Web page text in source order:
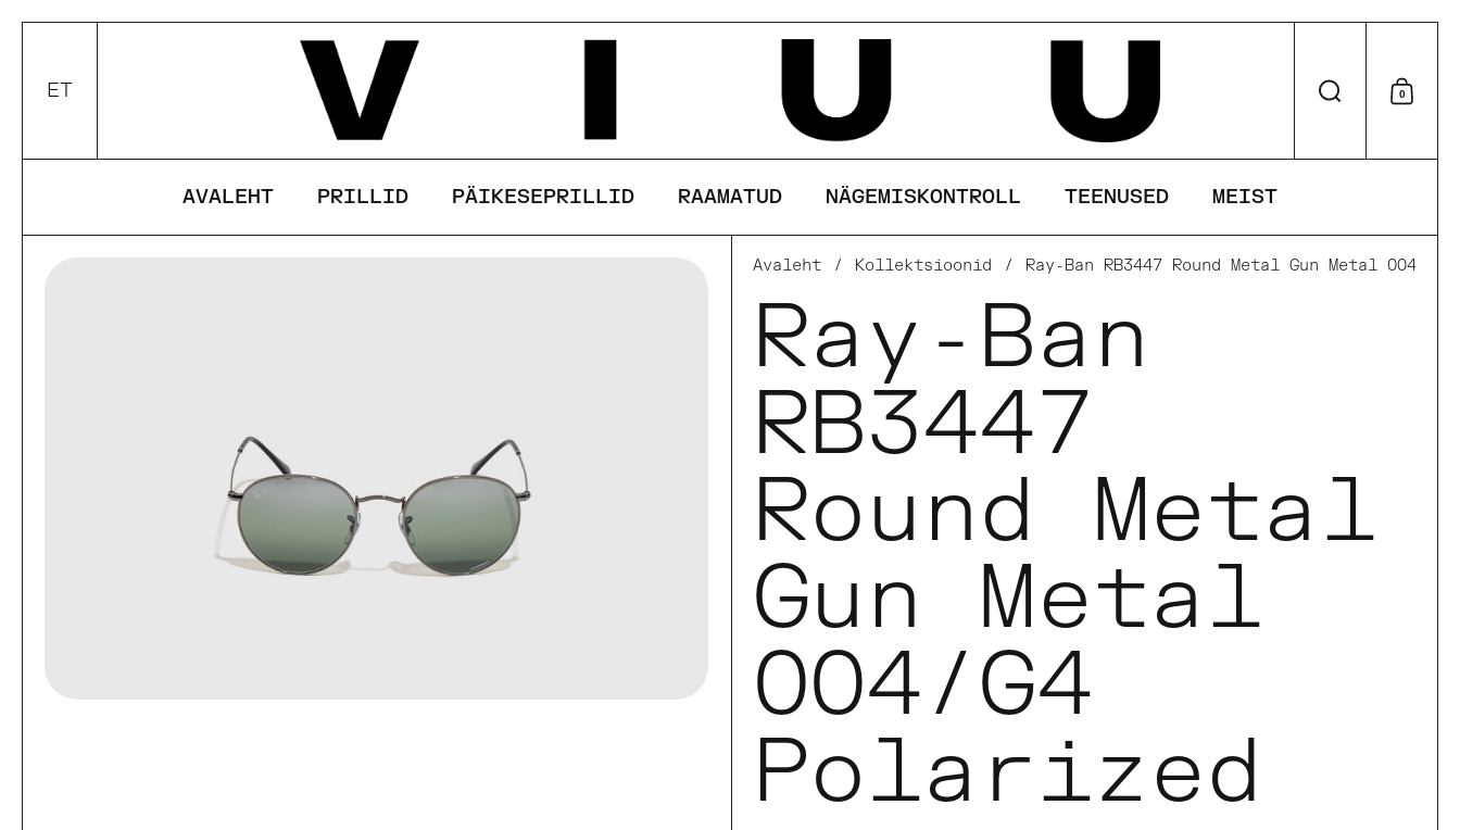
ETValui keel / valuuta Otsi 0
AVALEHT PRILLID PÄIKESEPRILLID RAAMATUD NÄGEMISKONTROLL TEENUSED MEIST
Avaleht / Kollektsioonid / Ray-Ban RB3447 Round Metal Gun Metal 004/
Ray-Ban
RB3447
Round Metal
Gun Metal
004/G4
Polarized
KEELDU